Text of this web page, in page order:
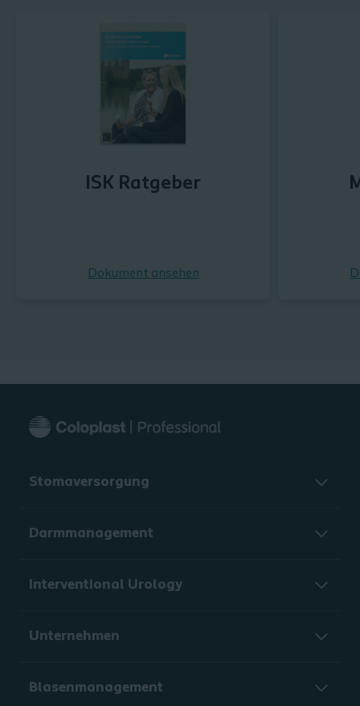
ISK Ratgeber
Dokument ansehen
Stomaversorgung
Darmmanagement
Interventional Urology
Unternehmen
Blasenmanagement